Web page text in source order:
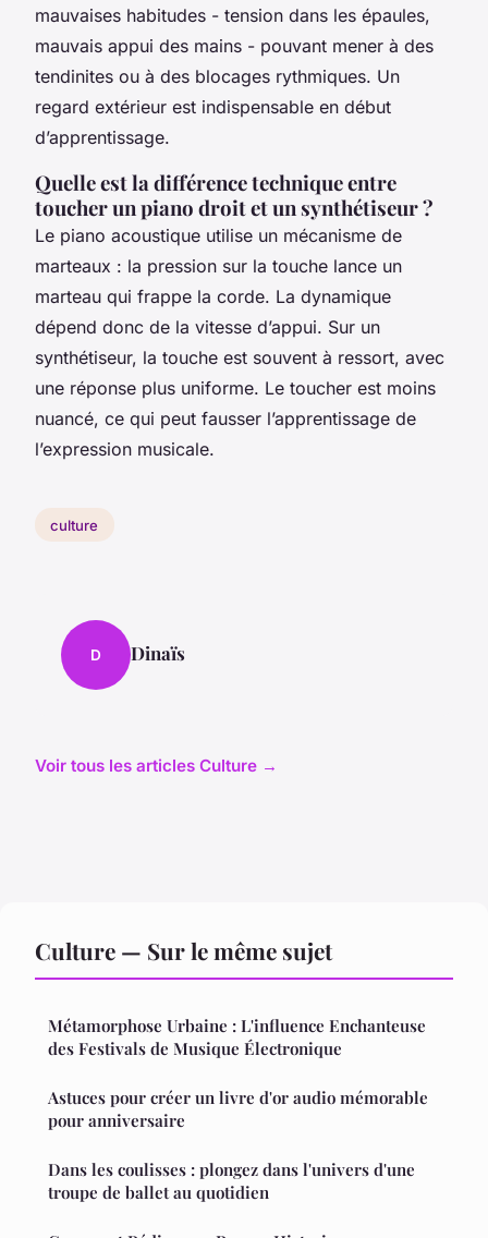
mauvaises habitudes - tension dans les épaules,
mauvais appui des mains - pouvant mener à des
tendinites ou à des blocages rythmiques. Un
regard extérieur est indispensable en début
d’apprentissage.
Quelle est la différence technique entre
toucher un piano droit et un synthétiseur ?
Le piano acoustique utilise un mécanisme de
marteaux : la pression sur la touche lance un
marteau qui frappe la corde. La dynamique
dépend donc de la vitesse d’appui. Sur un
synthétiseur, la touche est souvent à ressort, avec
une réponse plus uniforme. Le toucher est moins
nuancé, ce qui peut fausser l’apprentissage de
l’expression musicale.
culture
D Dinaïs
Voir tous les articles Culture →
Culture — Sur le même sujet
Métamorphose Urbaine : L'influence Enchanteuse
des Festivals de Musique Électronique
Astuces pour créer un livre d'or audio mémorable
pour anniversaire
Dans les coulisses : plongez dans l'univers d'une
troupe de ballet au quotidien